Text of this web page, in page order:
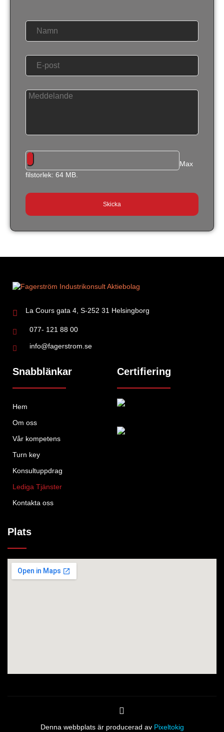
Max
filstorlek: 64 MB.
La Cours gata 4, S-252 31 Helsingborg
077- 121 88 00
info@fagerstrom.se
Snabblänkar
Hem
Om oss
Vår kompetens
Turn key
Konsultuppdrag
Lediga Tjänster
Kontakta oss
Certifiering
Plats
Denna webbplats är producerad av Pixeltokig